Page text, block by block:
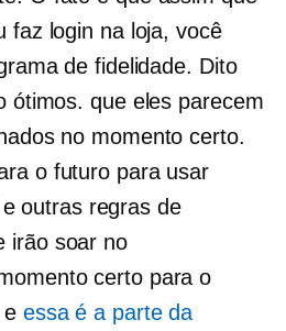
faz login na loja, você
de fidelidade. Dito
ótimos. que eles parecem
no momento certo.
o futuro para usar
outras regras de
irão soar no
certo para o
e essa é a parte da